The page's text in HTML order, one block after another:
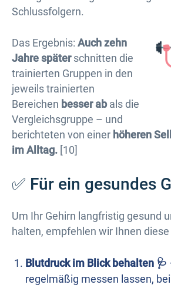
Schlussfolgern.
Das Ergebnis: Auch zehn
Jahre späterschnitten die
trainierten Gruppen in den
jeweils trainierten
Bereichen besser abals die
Vergleichsgruppe – und
berichteten von einer höheren
im Alltag. [10]
✅ Für ein gesundes
Um Ihr Gehirn langfristig gesund
halten, empfehlen wir Ihnen
Blutdruck im Blick behalten 🩺
regelmäßig messen lassen,